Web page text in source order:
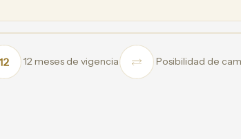
12 meses de vigencia Posibilidad de